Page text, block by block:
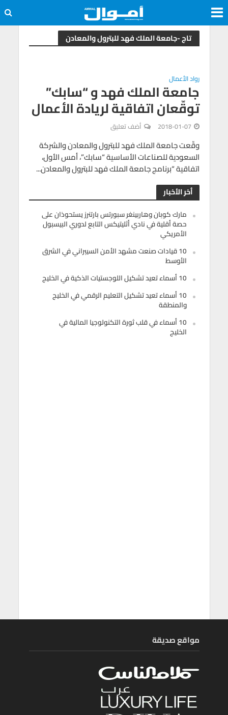
تاج -جامعة الملك فهد للبترول والمعادن
رواد الأعمال
جامعة الملك فهد و “سابك”
توقّعان اتفاقية لريادة الأعمال
2018-01-07 أضف تعليق
وقّعت جامعة الملك فهد للبترول والمعادن والشركة
السعودية للصناعات الأساسية “سابك”، أمس الأول،
اتفاقية “برنامج جامعة الملك فهد للبترول والمعادن...
أخر الأخبار
مارك كوبان وهاربينغر سبورتس بارتنرز يستحوذان على
حصة أقلية في نادي أثليتيكس التابع لدوري البيسبول
الأمريكي
10 قيادات صنعت مشهد الأمن السيبراني في الشرق
الأوسط
10 أسماء تعيد تشكيل اللوجستيات الذكية في الخليج
10 أسماء تعيد تشكيل التعليم الرقمي في الخليج
والمنطقة
10 أسماء في قلب ثورة التكنولوجيا المالية في
الخليج
مواقع صديقة